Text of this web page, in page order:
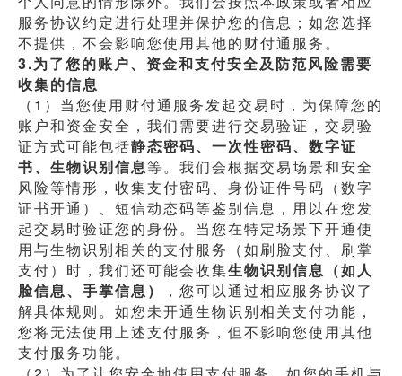
服务协议约定进行处理并保护您的信息；如您选择
不提供，不会影响您使用其他的财付通服务。
3.为了您的账户、资金和支付安全及防范风险需要
收集的信息
（1）当您使用财付通服务发起交易时，为保障您的
账户和资金安全，我们需要进行交易验证，交易验
证方式可能包括静态密码、一次性密码、数字证
书、生物识别信息等。我们会根据交易场景和安全
风险等情形，收集支付密码、身份证件号码（数字
证书开通）、短信动态码等鉴别信息，用以在您发
起交易时验证您的身份。当您在特定场景下开通使
用与生物识别相关的支付服务（如刷脸支付、刷掌
支付）时，我们还可能会收集生物识别信息（如人
脸信息、手掌信息）
，您可以通过相应服务协议了
解具体规则。如您未开通生物识别相关支付功能，
您将无法使用上述支付服务，但不影响您使用其他
支付服务功能。